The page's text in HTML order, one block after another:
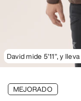
David mide 5'11", y
MEJORADO